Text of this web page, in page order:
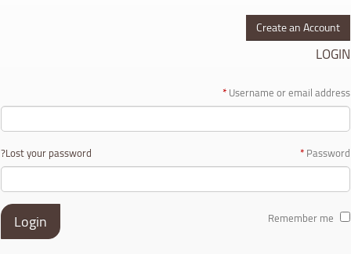
Create an Account
LOGIN
Username or email address
*
Password
*
Lost your password?